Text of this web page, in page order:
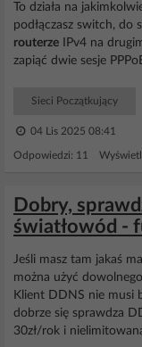
To działa na
podłączasz switch, do
routerze IPv4 na
zapiąć dwie sesje
Sieci Początkujący
04 Lis 2025 08:41
Odpowiedzi: 11
Dobry,
światłowód -
Jeśli masz tam jakaś
można użyć
Klient DDNS nie musi
dobrze się sprawdza
30zł/rok i